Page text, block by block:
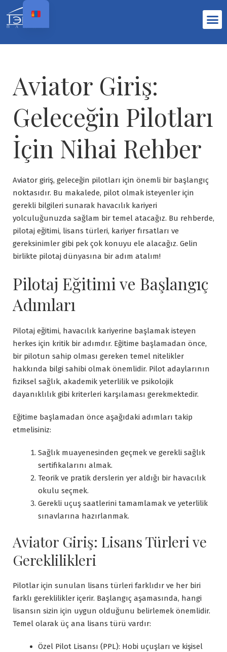
Aviator Giriş:
Geleceğin Pilotları
İçin Nihai Rehber
Aviator giriş, geleceğin pilotları için önemli bir başlangıç
noktasıdır. Bu makalede, pilot olmak isteyenler için
gerekli bilgileri sunarak havacılık kariyeri
yolculuğunuzda sağlam bir temel atacağız. Bu rehberde,
pilotaj eğitimi, lisans türleri, kariyer fırsatları ve
gereksinimler gibi pek çok konuyu ele alacağız. Gelin
birlikte pilotaj dünyasına bir adım atalım!
Pilotaj Eğitimi ve Başlangıç
Adımları
Pilotaj eğitimi, havacılık kariyerine başlamak isteyen
herkes için kritik bir adımdır. Eğitime başlamadan önce,
bir pilotun sahip olması gereken temel nitelikler
hakkında bilgi sahibi olmak önemlidir. Pilot adaylarının
fiziksel sağlık, akademik yeterlilik ve psikolojik
dayanıklılık gibi kriterleri karşılaması gerekmektedir.
Eğitime başlamadan önce aşağıdaki adımları takip
etmelisiniz:
Sağlık muayenesinden geçmek ve gerekli sağlık
sertifikalarını almak.
Teorik ve pratik derslerin yer aldığı bir havacılık
okulu seçmek.
Gerekli uçuş saatlerini tamamlamak ve yeterlilik
sınavlarına hazırlanmak.
Aviator Giriş: Lisans Türleri ve
Gereklilikleri
Pilotlar için sunulan lisans türleri farklıdır ve her biri
farklı gereklilikler içerir. Başlangıç aşamasında, hangi
lisansın sizin için uygun olduğunu belirlemek önemlidir.
Temel olarak üç ana lisans türü vardır:
Özel Pilot Lisansı (PPL): Hobi uçuşları ve kişisel